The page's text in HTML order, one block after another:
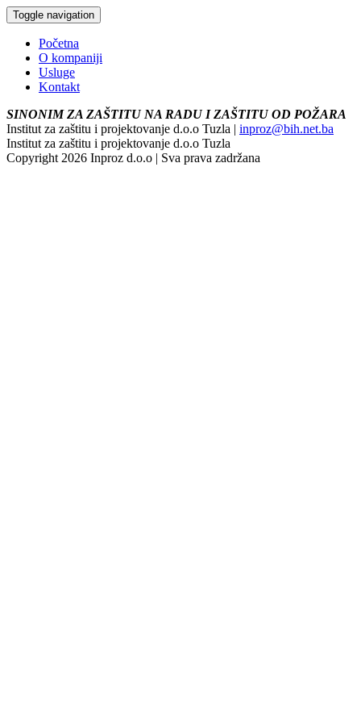
Toggle navigation
Početna
O kompaniji
Usluge
Kontakt
SINONIM ZA ZAŠTITU NA RADU I ZAŠTITU OD POŽARA
Institut za zaštitu i projektovanje d.o.o Tuzla | inproz@bih.net.ba
Institut za zaštitu i projektovanje d.o.o Tuzla
Copyright 2026 Inproz d.o.o | Sva prava zadržana